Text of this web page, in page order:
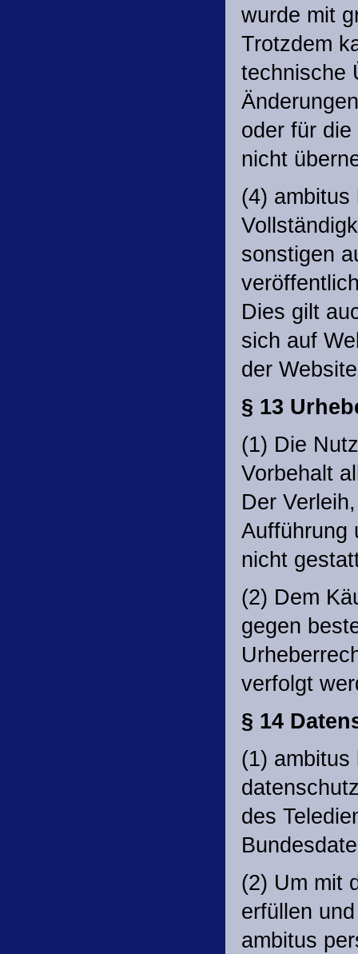
wurde mit
Trotzdem
technische
oder für
nicht
(4)
sonstigen
Dies gilt
sich auf
der
§ 13
(1) Die
Vorbehalt
Der
Aufführung
nicht
(2) Dem
gegen
verfolgt
§ 14
(1) ambitus
des
(2) Um mit
erfüllen
ambitus